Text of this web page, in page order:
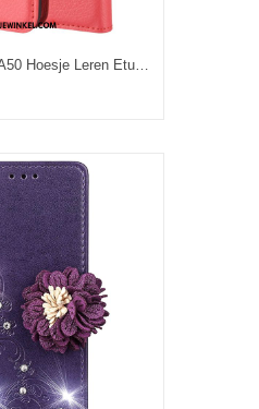
Samsung Galaxy A50 Hoesje Leren Etui Soort Aziatische Vrucht Mobiele Telefoon, Samsung Galaxy A50 Hoesje Ster Rood